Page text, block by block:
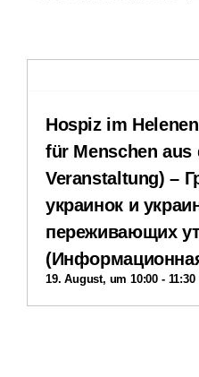
Downloads
Impressum
Datenschutzerklärung
Interner Bereich
Hospiz im
für Menschen aus
Veranstaltung) –
украинок и
переживающих
19. August, um 10:00 - 11:30